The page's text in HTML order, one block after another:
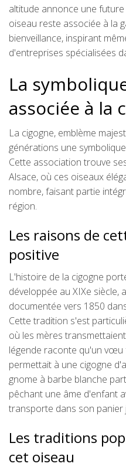
altitude annonce une
oiseau reste associée à la
bienveillance, inspirant
d'entreprises spécialisées
La
associée à la
La cigogne, emblème
générations une
Cette association trouve
Alsace, où ces oiseaux
nombre, faisant partie
région.
Les raisons de
positive
L'histoire de la cigogne
développée au XIXe siècle,
documentée vers 1850
Cette tradition s'est
où les mères
légende raconte qu'un
permettait à une cigogne
gnome à barbe blanche
pêchant une âme d'enfant
transporte dans son panier
Les traditions
cet oiseau